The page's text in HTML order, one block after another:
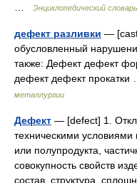
Энциклопедический
дефект разливки —
обусловленный
также: Дефект дефект
дефект дефект
металлургии
Дефект — [defect] 1.
техническими условиями
или полупродукта,
совокупность свойств
состав, структура,